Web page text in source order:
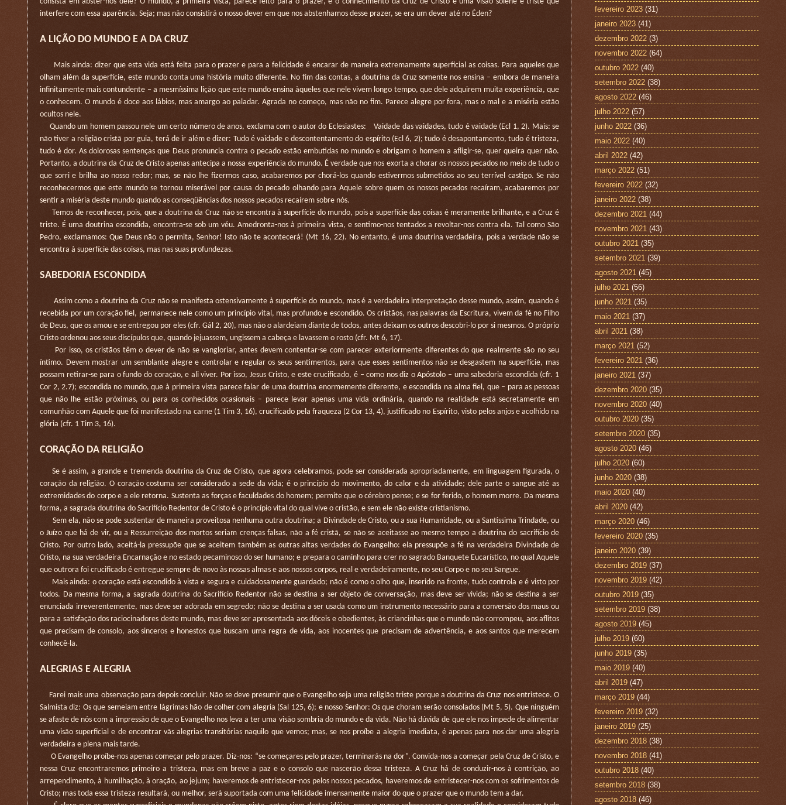
interfere com essa aparência. Seja; mas não consistirá o nosso dever em que nos abstenhamos desse prazer, se era um dever até no Éden?
A LIÇÃO DO MUNDO E A DA CRUZ
Mais ainda: dizer que esta vida está feita para o prazer e para a felicidade é encarar de maneira extremamente superficial as coisas. Para aqueles que
olham além da superfície, este mundo conta uma história muito diferente. No fim das contas, a doutrina da Cruz somente nos ensina – embora de maneira
infinitamente mais contundente – a mesmíssima lição que este mundo ensina àqueles que nele vivem longo tempo, que dele adquirem muita experiência, que
o conhecem. O mundo é doce aos lábios, mas amargo ao paladar. Agrada no começo, mas não no fim. Parece alegre por fora, mas o mal e a miséria estão
ocultos nele.
Quando um homem passou nele um certo número de anos, exclama com o autor do Eclesiastes: Vaidade das vaidades, tudo é vaidade (Ecl 1, 2). Mais: se
não tiver a religião cristã por guia, terá de ir além e dizer: Tudo é vaidade e descontentamento do espírito (Ecl 6, 2); tudo é desapontamento, tudo é tristeza,
tudo é dor. As dolorosas sentenças que Deus pronuncia contra o pecado estão embutidas no mundo e obrigam o homem a afligir-se, quer queira quer não.
Portanto, a doutrina da Cruz de Cristo apenas antecipa a nossa experiência do mundo. É verdade que nos exorta a chorar os nossos pecados no meio de tudo o
que sorri e brilha ao nosso redor; mas, se não lhe fizermos caso, acabaremos por chorá-los quando estivermos submetidos ao seu terrível castigo. Se não
reconhecermos que este mundo se tornou miserável por causa do pecado olhando para Aquele sobre quem os nossos pecados recaíram, acabaremos por
sentir a miséria deste mundo quando as conseqüências dos nossos pecados recaírem sobre nós.
Temos de reconhecer, pois, que a doutrina da Cruz não se encontra à superfície do mundo, pois a superfície das coisas é meramente brilhante, e a Cruz é
triste. É uma doutrina escondida, encontra-se sob um véu. Amedronta-nos à primeira vista, e sentimo-nos tentados a revoltar-nos contra ela. Tal como São
Pedro, exclamamos: Que Deus não o permita, Senhor! Isto não te acontecerá! (Mt 16, 22). No entanto, é uma doutrina verdadeira, pois a verdade não se
encontra à superfície das coisas, mas nas suas profundezas.
SABEDORIA ESCONDIDA
Assim como a doutrina da Cruz não se manifesta ostensivamente à superfície do mundo, mas é a verdadeira interpretação desse mundo, assim, quando é
recebida por um coração fiel, permanece nele como um princípio vital, mas profundo e escondido. Os cristãos, nas palavras da Escritura, vivem da fé no Filho
de Deus, que os amou e se entregou por eles (cfr. Gál 2, 20), mas não o alardeiam diante de todos, antes deixam os outros descobri-lo por si mesmos. O próprio
Cristo ordenou aos seus discípulos que, quando jejuassem, ungissem a cabeça e lavassem o rosto (cfr. Mt 6, 17).
Por isso, os cristãos têm o dever de não se vangloriar, antes devem contentar-se com parecer exteriormente diferentes do que realmente são no seu
íntimo. Devem mostrar um semblante alegre e controlar e regular os seus sentimentos, para que esses sentimentos não se desgastem na superfície, mas
possam retirar-se para o fundo do coração, e ali viver. Por isso, Jesus Cristo, e este crucificado, é – como nos diz o Apóstolo – uma sabedoria escondida (cfr. 1
Cor 2, 2.7); escondida no mundo, que à primeira vista parece falar de uma doutrina enormemente diferente, e escondida na alma fiel, que – para as pessoas
que não lhe estão próximas, ou para os conhecidos ocasionais – parece levar apenas uma vida ordinária, quando na realidade está secretamente em
comunhão com Aquele que foi manifestado na carne (1 Tim 3, 16), crucificado pela fraqueza (2 Cor 13, 4), justificado no Espírito, visto pelos anjos e acolhido na
glória (cfr. 1 Tim 3, 16).
CORAÇÃO DA RELIGIÃO
Se é assim, a grande e tremenda doutrina da Cruz de Cristo, que agora celebramos, pode ser considerada apropriadamente, em linguagem figurada, o
coração da religião. O coração costuma ser considerado a sede da vida; é o princípio do movimento, do calor e da atividade; dele parte o sangue até as
extremidades do corpo e a ele retorna. Sustenta as forças e faculdades do homem; permite que o cérebro pense; e se for ferido, o homem morre. Da mesma
forma, a sagrada doutrina do Sacrifício Redentor de Cristo é o princípio vital do qual vive o cristão, e sem ele não existe cristianismo.
Sem ela, não se pode sustentar de maneira proveitosa nenhuma outra doutrina; a Divindade de Cristo, ou a sua Humanidade, ou a Santíssima Trindade, ou
o Juízo que há de vir, ou a Ressurreição dos mortos seriam crenças falsas, não a fé cristã, se não se aceitasse ao mesmo tempo a doutrina do sacrifício de
Cristo. Por outro lado, aceitá-la pressupõe que se aceitem também as outras altas verdades do Evangelho: ela pressupõe a fé na verdadeira Divindade de
Cristo, na sua verdadeira Encarnação e no estado pecaminoso do ser humano; e prepara o caminho para crer no sagrado Banquete Eucarístico, no qual Aquele
que outrora foi crucificado é entregue sempre de novo às nossas almas e aos nossos corpos, real e verdadeiramente, no seu Corpo e no seu Sangue.
Mais ainda: o coração está escondido à vista e segura e cuidadosamente guardado; não é como o olho que, inserido na fronte, tudo controla e é visto por
todos. Da mesma forma, a sagrada doutrina do Sacrifício Redentor não se destina a ser objeto de conversação, mas deve ser vivida; não se destina a ser
enunciada irreverentemente, mas deve ser adorada em segredo; não se destina a ser usada como um instrumento necessário para a conversão dos maus ou
para a satisfação dos raciocinadores deste mundo, mas deve ser apresentada aos dóceis e obedientes, às criancinhas que o mundo não corrompeu, aos aflitos
que precisam de consolo, aos sinceros e honestos que buscam uma regra de vida, aos inocentes que precisam de advertência, e aos santos que merecem
conhecê-la.
ALEGRIAS E ALEGRIA
Farei mais uma observação para depois concluir. Não se deve presumir que o Evangelho seja uma religião triste porque a doutrina da Cruz nos entristece. O
Salmista diz: Os que semeiam entre lágrimas hão de colher com alegria (Sal 125, 6); e nosso Senhor: Os que choram serão consolados (Mt 5, 5). Que ninguém
se afaste de nós com a impressão de que o Evangelho nos leva a ter uma visão sombria do mundo e da vida. Não há dúvida de que ele nos impede de alimentar
uma visão superficial e de encontrar vãs alegrias transitórias naquilo que vemos; mas, se nos proíbe a alegria imediata, é apenas para nos dar uma alegria
verdadeira e plena mais tarde.
O Evangelho proíbe-nos apenas começar pelo prazer. Diz-nos: “se começares pelo prazer, terminarás na dor”. Convida-nos a começar pela Cruz de Cristo, e
nessa Cruz encontraremos primeiro a tristeza, mas em breve a paz e o consolo que nascerão dessa tristeza. A Cruz há de conduzir-nos à contrição, ao
arrependimento, à humilhação, à oração, ao jejum; haveremos de entristecer-nos pelos nossos pecados, haveremos de entristecer-nos com os sofrimentos de
Cristo; mas toda essa tristeza resultará, ou melhor, será suportada com uma felicidade imensamente maior do que o prazer que o mundo tem a dar.
fevereiro 2023 (31)
janeiro 2023 (41)
dezembro 2022 (3)
novembro 2022 (64)
outubro 2022 (40)
setembro 2022 (38)
agosto 2022 (46)
julho 2022 (57)
junho 2022 (36)
maio 2022 (40)
abril 2022 (42)
março 2022 (51)
fevereiro 2022 (32)
janeiro 2022 (38)
dezembro 2021 (44)
novembro 2021 (43)
outubro 2021 (35)
setembro 2021 (39)
agosto 2021 (45)
julho 2021 (56)
junho 2021 (35)
maio 2021 (37)
abril 2021 (38)
março 2021 (52)
fevereiro 2021 (36)
janeiro 2021 (37)
dezembro 2020 (35)
novembro 2020 (40)
outubro 2020 (35)
setembro 2020 (35)
agosto 2020 (46)
julho 2020 (60)
junho 2020 (38)
maio 2020 (40)
abril 2020 (42)
março 2020 (46)
fevereiro 2020 (35)
janeiro 2020 (39)
dezembro 2019 (37)
novembro 2019 (42)
outubro 2019 (35)
setembro 2019 (38)
agosto 2019 (45)
julho 2019 (60)
junho 2019 (35)
maio 2019 (40)
abril 2019 (47)
março 2019 (44)
fevereiro 2019 (32)
janeiro 2019 (25)
dezembro 2018 (38)
novembro 2018 (41)
outubro 2018 (40)
setembro 2018 (38)
agosto 2018 (46)